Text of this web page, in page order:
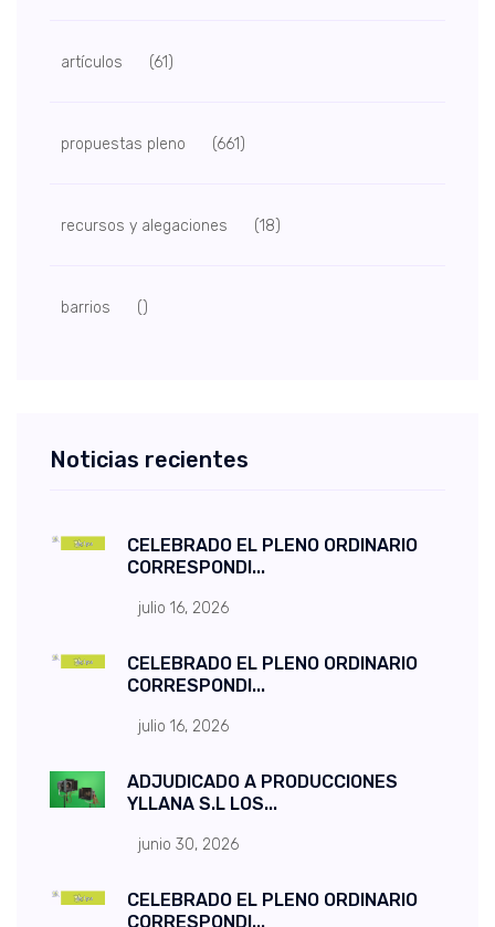
artículos (61)
propuestas pleno (661)
recursos y alegaciones (18)
barrios ()
Noticias recientes
CELEBRADO EL PLENO ORDINARIO
CORRESPONDI...
julio 16, 2026
CELEBRADO EL PLENO ORDINARIO
CORRESPONDI...
julio 16, 2026
ADJUDICADO A PRODUCCIONES
YLLANA S.L LOS...
junio 30, 2026
CELEBRADO EL PLENO ORDINARIO
CORRESPONDI...